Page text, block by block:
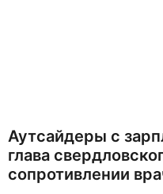
Аутсайдеры с
глава
сопротивлении